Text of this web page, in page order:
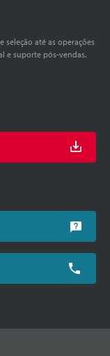
seleção até as operações
e suporte pós-vendas.